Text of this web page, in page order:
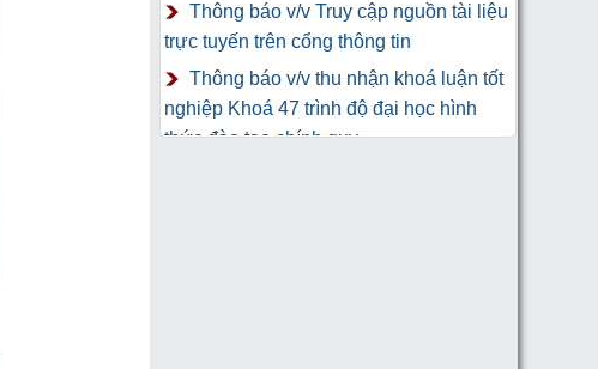
Thông báo v/v Truy cập nguồn tài liệu
trực tuyến trên cổng thông tin
Thông báo v/v thu nhận khoá luận tốt
nghiệp Khoá 47 trình độ đại học hình
thức đào tạo chính quy